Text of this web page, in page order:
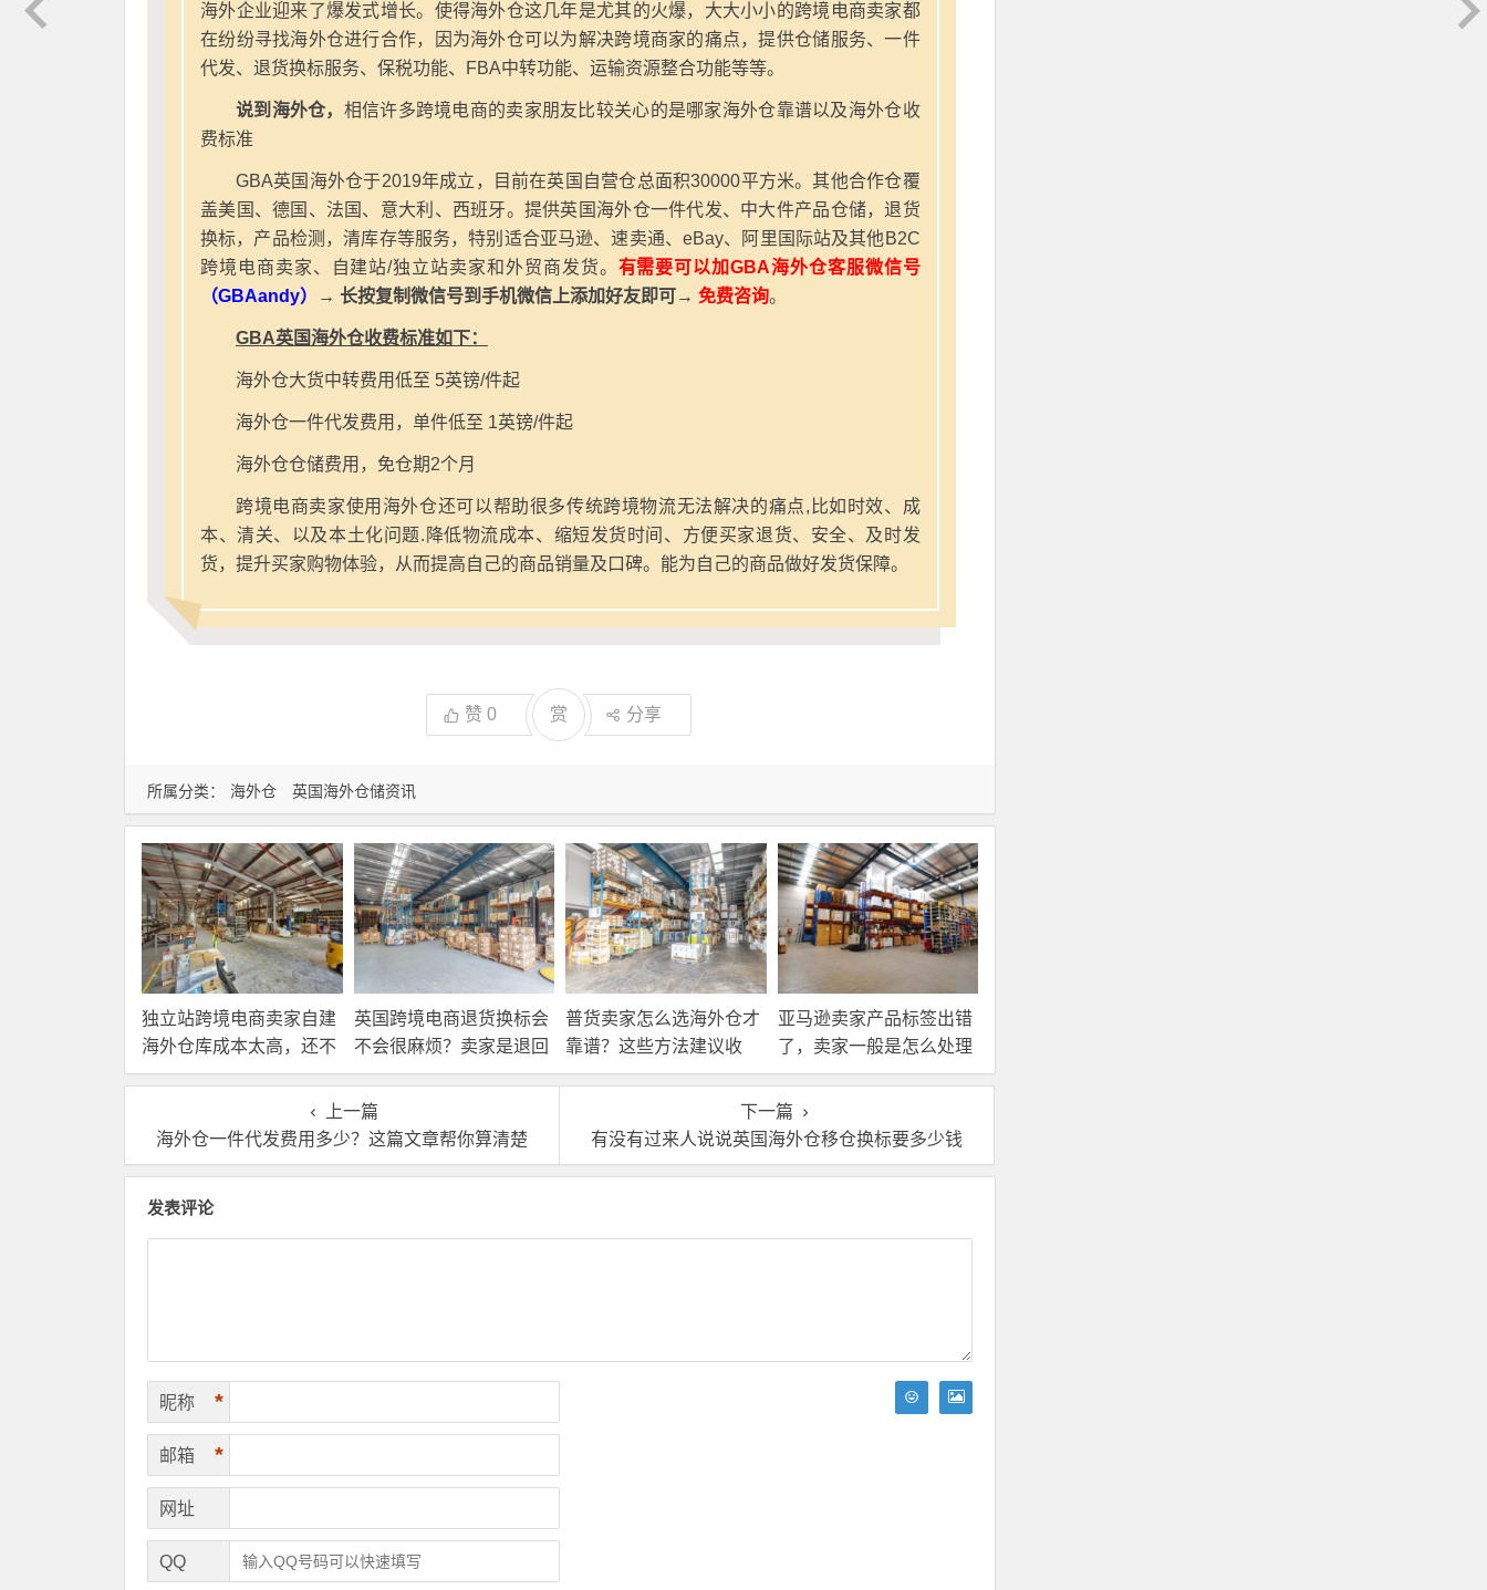
所属分类： 海外仓 英国海外仓储资讯
海外企业迎来了爆发式增长。使得海外仓这几年是尤其的火爆，大大小小的跨境电商卖家都
在纷纷寻找海外仓进行合作，因为海外仓可以为解决跨境商家的痛点，提供仓储服务、一件
代发、退货换标服务、保税功能、FBA中转功能、运输资源整合功能等等。
说到海外仓， 相信许多跨境电商的卖家朋友比较关心的是哪家海外仓靠谱以及海外仓收
费标准
GBA英国海外仓于2019年成立，目前在英国自营仓总面积30000平方米。其他合作仓覆
盖美国、德国、法国、意大利、西班牙。提供英国海外仓一件代发、中大件产品仓储，退货
换标，产品检测，清库存等服务，特别适合亚马逊、速卖通、eBay、阿里国际站及其他B2C
跨境电商卖家、自建站/独立站卖家和外贸商发货。 有需要可以加GBA海外仓客服微信号
（GBAandy）
→ 长按复制微信号到手机微信上添加好友即可→ 免费咨询。
GBA英国海外仓收费标准如下：
海外仓大货中转费用低至 5英镑/件起
海外仓一件代发费用，单件低至 1英镑/件起
海外仓仓储费用，免仓期2个月
跨境电商卖家使用海外仓还可以帮助很多传统跨境物流无法解决的痛点,比如时效、成
本、清关、以及本土化问题.降低物流成本、缩短发货时间、方便买家退货、安全、及时发
货，提升买家购物体验，从而提高自己的商品销量及口碑。能为自己的商品做好发货保障。
赞 0 赏 分享
独立站跨境电商卖家自建
海外仓库成本太高，还不
如直接找第三方自营海外
英国跨境电商退货换标会
不会很麻烦？卖家是退回
国内还是在海外直接处
理？
普货卖家怎么选海外仓才
靠谱？这些方法建议收
藏！
亚马逊卖家产品标签出错
了，卖家一般是怎么处理
的？
上一篇
海外仓一件代发费用多少？这篇文章帮你算清楚
下一篇
有没有过来人说说英国海外仓移仓换标要多少钱
发表评论
昵称 *
邮箱 *
网址
QQ